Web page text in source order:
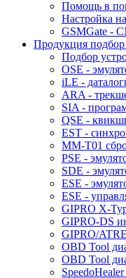
Помощь в
Настройка
GSMGate -
Продукция подбор
Подбор
OSE -
iLE -
ARA -
SIA -
QSE -
EST -
MM-T01
PSE -
SDE -
ESE -
ESE -
GIPRO X-
GIPRO-DS
GIPRO/
OBD Tool
OBD Tool